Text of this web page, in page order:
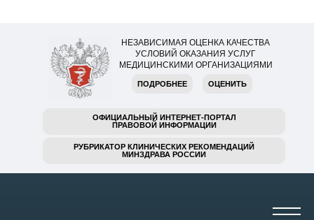
НЕЗАВИСИМАЯ ОЦЕНКА КАЧЕСТВА
УСЛОВИЙ ОКАЗАНИЯ УСЛУГ
МЕДИЦИНСКИМИ ОРГАНИЗАЦИЯМИ
ПОДРОБНЕЕ ОЦЕНИТЬ
ОФИЦИАЛЬНЫЙ ИНТЕРНЕТ-ПОРТАЛ
ПРАВОВОЙ ИНФОРМАЦИИ
РУБРИКАТОР КЛИНИЧЕСКИХ РЕКОМЕНДАЦИЙ
МИНЗДРАВА РОССИИ